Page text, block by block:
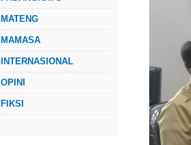
MATENG
MAMASA
INTERNASIONAL
OPINI
FIKSI